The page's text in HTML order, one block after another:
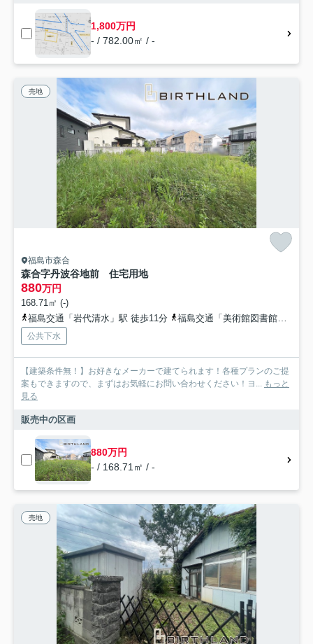
1,800万円
- / 782.00㎡ / -
売地
福島市森合
森合字丹波谷地前 住宅用地
880万円
168.71㎡ (-)
福島交通「岩代清水」駅 徒歩11分
福島交通「美術館図書館前」駅 徒歩11分
公共下水
【建築条件無！】お好きなメーカーで建てられます！各種プランのご提
案もできますので、まずはお気軽にお問い合わせください！ヨ... もっと
見る
販売中の区画
880万円
- / 168.71㎡ / -
売地